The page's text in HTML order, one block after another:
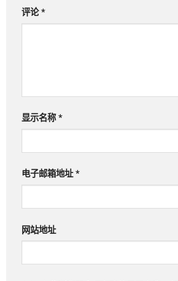
评论*
显示名称*
电子邮箱地址*
网站地址